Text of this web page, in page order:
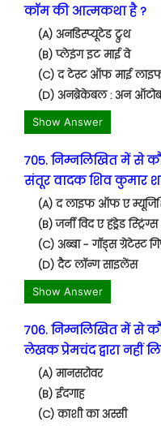
कॉम की आत्मकथा है ?
(A) अनडिस्प्यूटेड ट्रुथ
(B) प्लेइंग इट माई वे
(C) द टेस्ट ऑफ माई
(D) अनब्रेकेबल : अन
Show Answer
705. निम्नलिखित में से
संतूर वादक शिव कुमार
(A) द लाइफ ऑफ ए
(B) जर्नी विद ए हंड्रेड
(C) अब्बा - गॉड्स ग्रेटेस्ट
(D) दैट लॉन्ग साइलेंस
Show Answer
706. निम्नलिखित में से
लेखक प्रेमचंद द्वारा नहीं
(A) मानसरोवर
(B) ईदगाह
(C) काशी का अस्सी